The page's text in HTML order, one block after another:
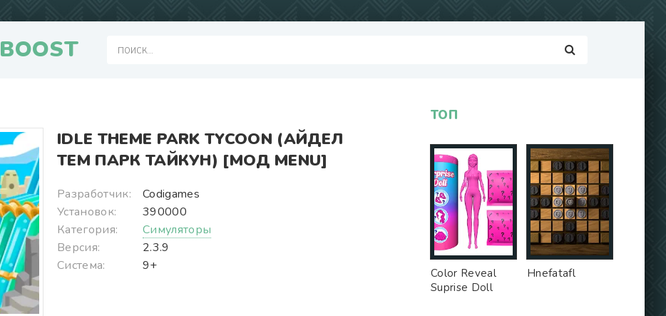
BOOST
IDLE THEME PARK TYCOON (АЙДЕЛ
ТЕМ ПАРК ТАЙКУН) [МОД MENU]
Разработчик:
Codigames
Установок:
390000
Категория:
Симуляторы
Версия:
2.3.9
Система:
9+
ТОП
Color Reveal
Suprise Doll
Hnefatafl